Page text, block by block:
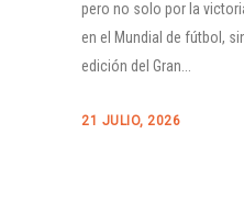
pero no solo por la
en el Mundial de fútbol,
edición del Gran...
21 JULIO, 2026